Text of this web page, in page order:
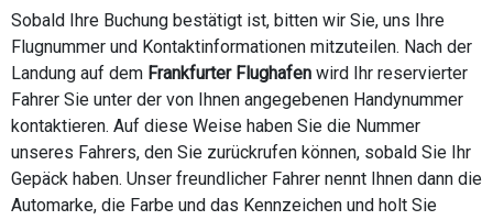
Sobald Ihre Buchung bestätigt ist, bitten wir Sie, uns Ihre
Flugnummer und Kontaktinformationen mitzuteilen. Nach der
Landung auf dem Frankfurter Flughafen wird Ihr reservierter
Fahrer Sie unter der von Ihnen angegebenen Handynummer
kontaktieren. Auf diese Weise haben Sie die Nummer
unseres Fahrers, den Sie zurückrufen können, sobald Sie Ihr
Gepäck haben. Unser freundlicher Fahrer nennt Ihnen dann die
Automarke, die Farbe und das Kennzeichen und holt Sie